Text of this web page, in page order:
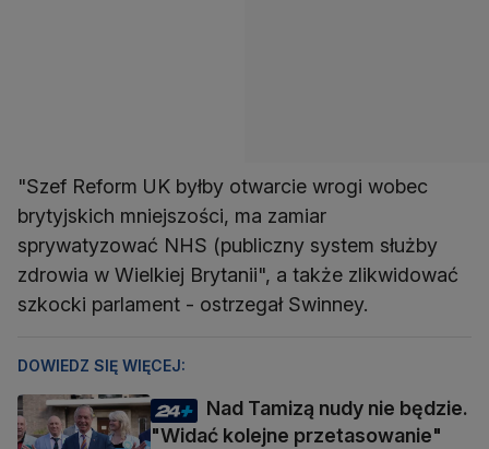
"Szef Reform UK byłby otwarcie wrogi wobec
brytyjskich mniejszości, ma zamiar
sprywatyzować NHS (publiczny system służby
zdrowia w Wielkiej Brytanii", a także zlikwidować
szkocki parlament - ostrzegał Swinney.
DOWIEDZ SIĘ WIĘCEJ:
Nad Tamizą nudy nie będzie.
"Widać kolejne przetasowanie"